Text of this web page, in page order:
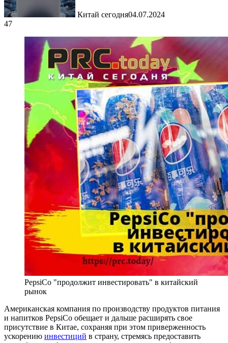
Китай сегодня04.07.2024
47
PepsiCo "продолжит инвестировать" в китайский
рынок
Американская компания по производству продуктов питания
и напитков PepsiCo обещает и дальше расширять свое
присутствие в Китае, сохраняя при этом приверженность
ускорению инвестиций в страну, стремясь предоставить